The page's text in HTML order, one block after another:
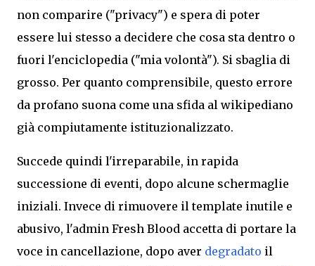
non comparire ("privacy") e spera di poter
essere lui stesso a decidere che cosa sta dentro o
fuori l'enciclopedia ("mia volontà"). Si sbaglia di
grosso. Per quanto comprensibile, questo errore
da profano suona come una sfida al wikipediano
già compiutamente istituzionalizzato.
Succede quindi l'irreparabile, in rapida
successione di eventi, dopo alcune schermaglie
iniziali. Invece di rimuovere il template inutile e
abusivo, l'admin Fresh Blood accetta di portare la
voce in cancellazione, dopo aver degradato il